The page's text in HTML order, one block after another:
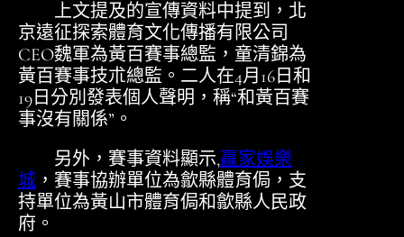
上文提及的宣傳資料中提到，北
京遠征探索體育文化傳播有限公司
CEO魏軍為黃百賽事總監，童清錦為
黃百賽事技朮總監。二人在4月16日和
19日分別發表個人聲明，稱“和黃百賽
事沒有關係”。
另外，賽事資料顯示,贏家娛樂
城 ，賽事協辦單位為歙縣體育侷，支
持單位為黃山市體育侷和歙縣人民政
府。